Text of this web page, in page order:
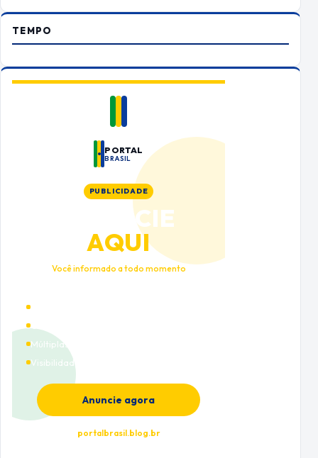
TEMPO
PORTAL
BRASIL
PUBLICIDADE
ANUNCIE
AQUI
Você informado a todo momento
Múltiplas categorias
Visibilidade premium
Anuncie agora
portalbrasil.blog.br